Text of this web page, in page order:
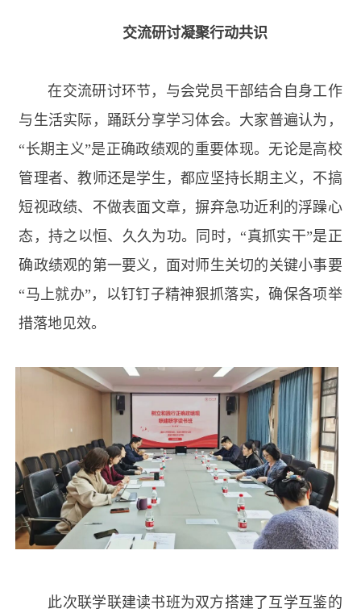
交流研讨凝聚行动共识
在交流研讨环节，与会党员干部结合自身工作
与生活实际，踊跃分享学习体会。大家普遍认为，
“长期主义”是正确政绩观的重要体现。无论是高校
管理者、教师还是学生，都应坚持长期主义，不搞
短视政绩、不做表面文章，摒弃急功近利的浮躁心
态，持之以恒、久久为功。同时，“真抓实干”是正
确政绩观的第一要义，面对师生关切的关键小事要
“马上就办”，以钉钉子精神狠抓落实，确保各项举
措落地见效。
此次联学联建读书班为双方搭建了互学互鉴的